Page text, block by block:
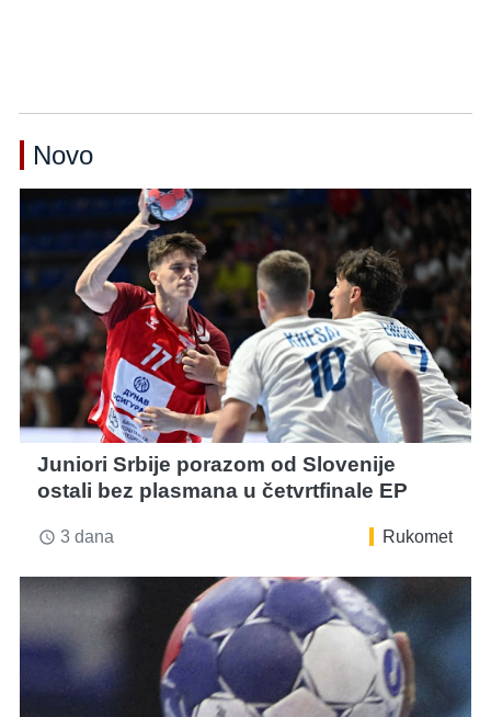
Novo
Juniori Srbije porazom od Slovenije
ostali bez plasmana u četvrtfinale EP
access_time 3 dana Rukomet